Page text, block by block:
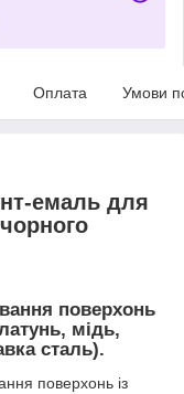
Оплата Умови
емаль для
поверхонь
мідь,
сталь).
поверхонь із